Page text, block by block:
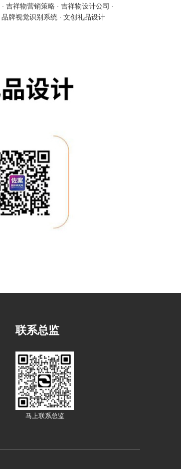
· 吉祥物营销策略 · 吉祥物设计公司 ·
品牌视觉识别系统 · 文创礼品设计
联系总监
马上联系总监